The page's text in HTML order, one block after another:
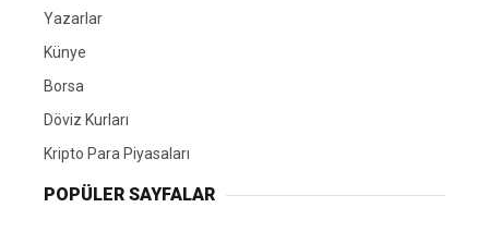
Yazarlar
Künye
Borsa
Döviz Kurları
Kripto Para Piyasaları
POPÜLER SAYFALAR